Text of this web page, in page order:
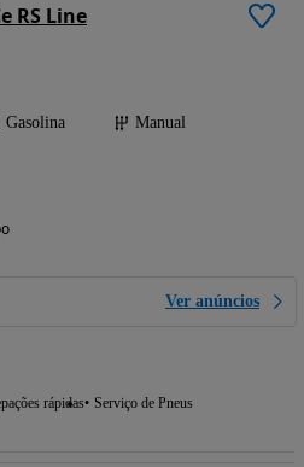
RS Line
Gasolina
Manual
Ver anúncios
rápidas Serviço de Pneus